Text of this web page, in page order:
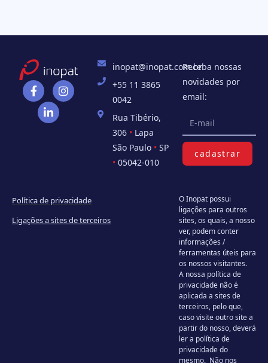
inopat@inopat.com.br
+55 11 3865
0042
Rua Tibério,
306 • Lapa
São Paulo •SP
• 05042-010
Receba nossas
novidades por
email:
cadastrar
Política de privacidade
Ligações a sites de terceiros
O Inopat possui
ligações para outros
sites, os quais, a nosso
ver, podem conter
informações /
ferramentas úteis para
os nossos visitantes.
A nossa política de
privacidade não é
aplicada a sites de
terceiros, pelo que,
caso visite outro site a
partir do nosso, deverá
ler a política de
privacidade do
mesmo. Não nos